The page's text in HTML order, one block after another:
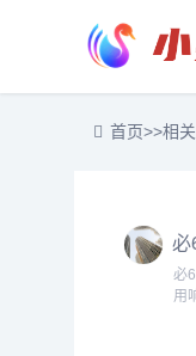
首页>>相
必
必
用